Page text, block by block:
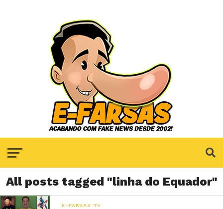
All posts tagged "linha do Equador"
E-FARSAS TV